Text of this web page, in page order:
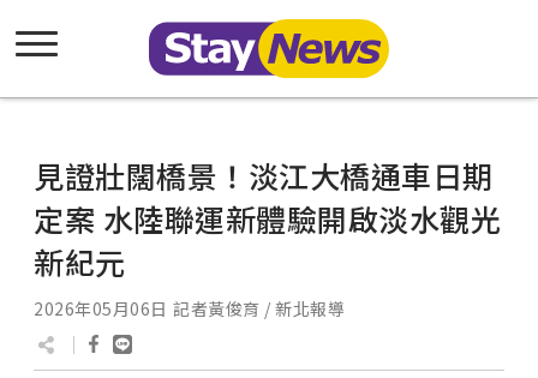
見證壯闊橋景！淡江大橋通車日期
定案 水陸聯運新體驗開啟淡水觀光
新紀元
2026年05月06日 記者黃俊育 / 新北報導